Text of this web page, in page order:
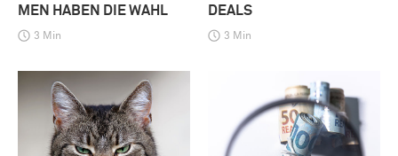
MEN HABEN DIE WAHL
3 Min
DEALS
3 Min